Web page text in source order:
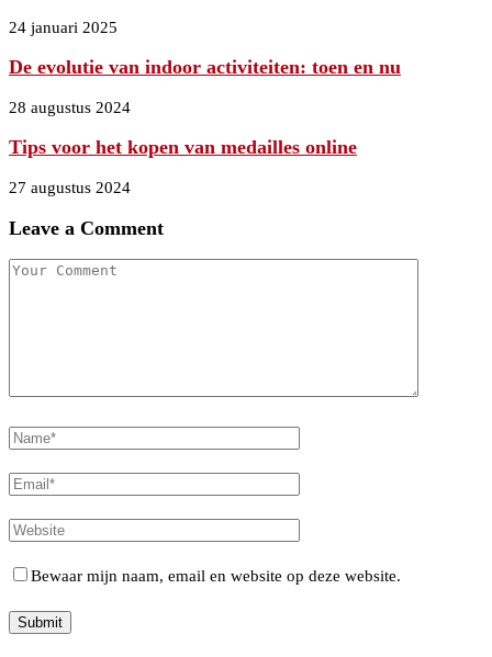
24 januari 2025
De evolutie van indoor activiteiten: toen en nu
28 augustus 2024
Tips voor het kopen van medailles online
27 augustus 2024
Leave a Comment
Bewaar mijn naam, email en website op deze website.